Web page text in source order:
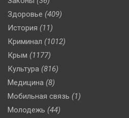
Здоровье (409)
История (11)
Криминал (1012)
Крым (1177)
Культура (816)
Медицина (8)
Мобильная связь (1)
Молодежь (44)